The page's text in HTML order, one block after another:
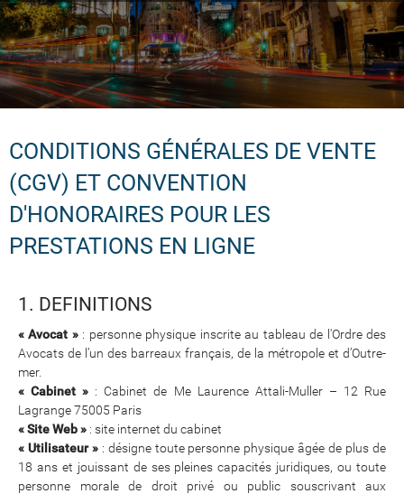
CONDITIONS GÉNÉRALES DE VENTE
(CGV) ET CONVENTION
D'HONORAIRES POUR LES
PRESTATIONS EN LIGNE
1. DEFINITIONS
« Avocat »: personne physique inscrite au tableau de l'Ordre des
Avocats de l’un des barreaux français, de la métropole et d’Outre-
mer.
« Cabinet » : Cabinet de Me Laurence Attali-Muller – 12 Rue
Lagrange 75005 Paris
« Site Web » : site internet du cabinet
« Utilisateur »: désigne toute personne physique âgée de plus de
18 ans et jouissant de ses pleines capacités juridiques, ou toute
personne morale de droit privé ou public souscrivant aux